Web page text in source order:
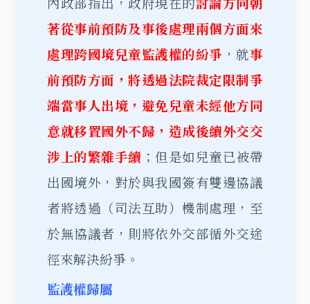
著從事前預防及事後處理兩個方面來
處理跨國境兒童監護權的紛爭 ，就事
前預防方面，將透過法院裁定限制爭
端當事人出境，避免兒童未經他方同
意就移置國外不歸，造成後續外交交
涉上的繁雜手續 ；但是如兒童已被帶
出國境外，對於與我國簽有雙邊協議
者將透過（司法互助）機制處理，至
於無協議者，則將依外交部循外交途
徑來解決紛爭。
監護權歸屬